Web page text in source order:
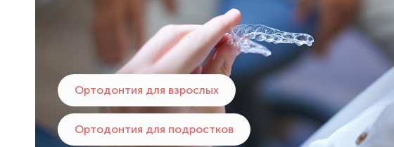
Ортодонтия для взрослых
Ортодонтия для подростков